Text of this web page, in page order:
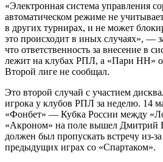
«Электронная система управления
автоматическом режиме не
в других турнирах, и не может
это происходит в иных случаях», —
что ответственность за внесение в
лежит на клубах РПЛ, а «Пари НН» о
Второй лиге не сообщал.
Это второй случай с участием
игрока у клубов РПЛ за неделю. 14
«Фонбет» — Кубка России между
«Акроном» на поле вышел Дмитрий
должен был пропускать встречу из-
предыдущих играх со «Спартаком».